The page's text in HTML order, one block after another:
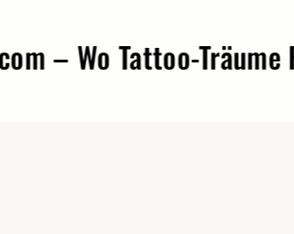
Tattoo-Träume Form